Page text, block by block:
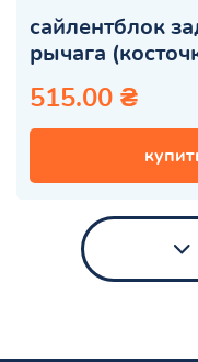
сайлентблок
рычага
515.00 ₴